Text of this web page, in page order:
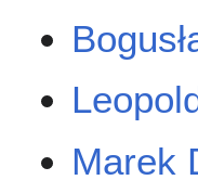
Marek